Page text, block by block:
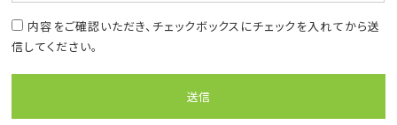
内容をご確認いただき、チェックボックスにチェックを入れてから送
信してください。